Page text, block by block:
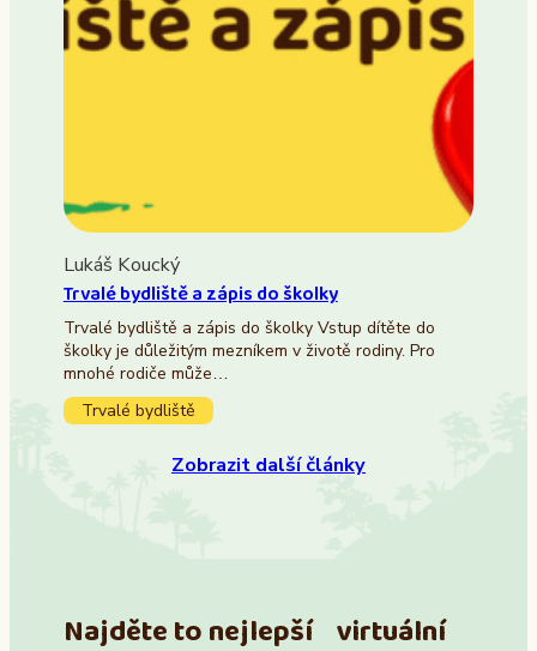
Lukáš Koucký
Trvalé bydliště a zápis do školky
Trvalé bydliště a zápis do školky Vstup dítěte do
školky je důležitým mezníkem v životě rodiny. Pro
mnohé rodiče může…
Trvalé bydliště
Zobrazit další články
Najděte to nejlepší virtuální